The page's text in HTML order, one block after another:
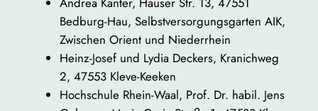
Bedburg-Hau, Selbstversorgungsgarten AIK,
Zwischen Orient und Niederrhein
Heinz-Josef und Lydia Deckers, Kranichweg
2, 47553 Kleve-Keeken
Hochschule Rhein-Waal, Prof. Dr. habil. Jens